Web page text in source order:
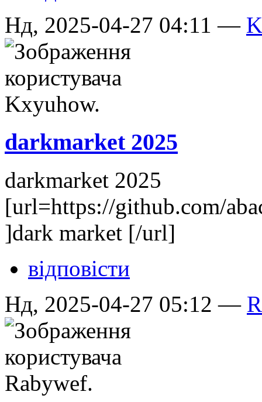
Нд, 2025-04-27 04:11 —
darkmarket 2025
darkmarket 2025
[url=https://github.com/
]dark market [/url]
відповісти
Нд, 2025-04-27 05:12 —